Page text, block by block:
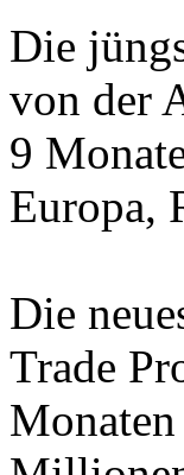
Die
von der
9
Europa,
Die
Trade